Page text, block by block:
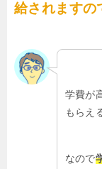
給されますの
学費が
もらえ
なので